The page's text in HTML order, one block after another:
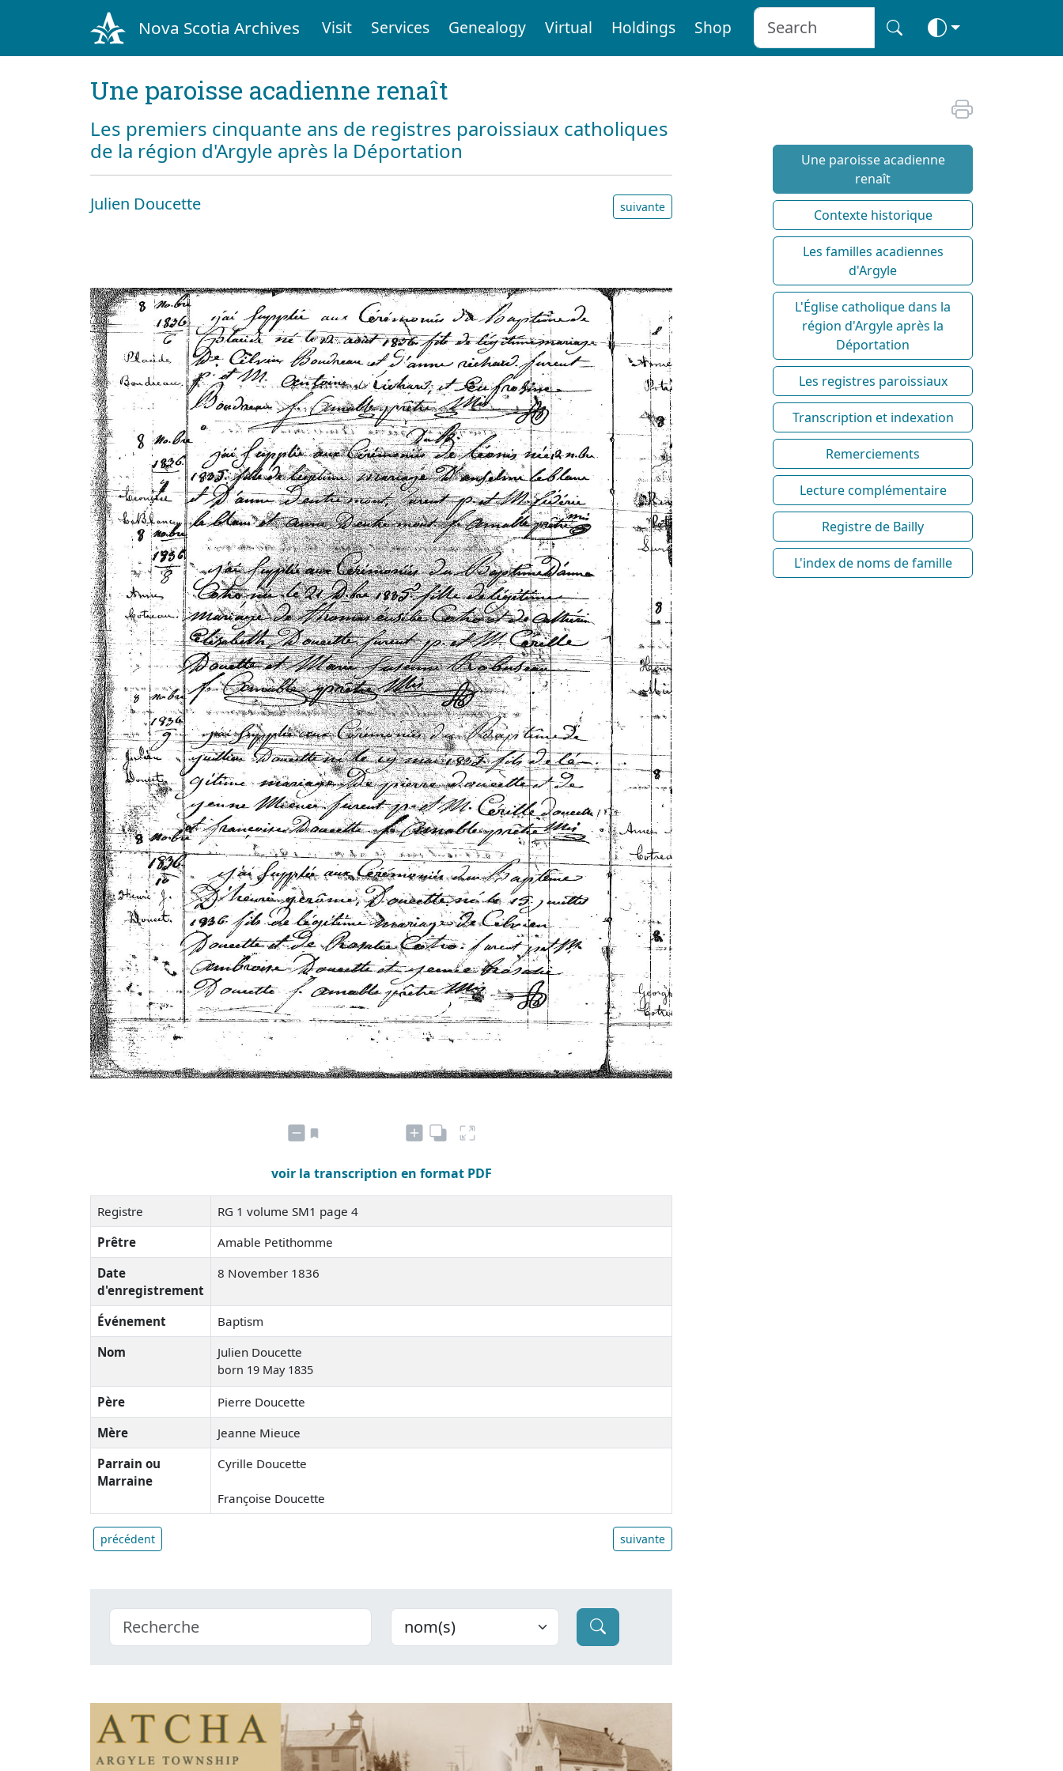
Nova Scotia Archives Visit Services Genealogy Virtual Holdings Shop
Une paroisse acadienne renaît
Les premiers cinquante ans de registres paroissiaux catholiques
de la région d'Argyle après la Déportation
Julien Doucette suivante
voir la transcription en format PDF
Registre
RG 1 volume SM1 page 4
Prêtre
Amable Petithomme
Date
d'enregistrement
8 November 1836
Événement
Baptism
Nom
Julien Doucette
born 19 May 1835
Père
Pierre Doucette
Mère
Jeanne Mieuce
Parrain ou
Marraine
Cyrille Doucette
Françoise Doucette
précédent suivante
Une paroisse acadienne
renaît
Contexte historique
Les familles acadiennes
d'Argyle
L'Église catholique dans la
région d'Argyle après la
Déportation
Les registres paroissiaux
Transcription et indexation
Remerciements
Lecture complémentaire
Registre de Bailly
L'index de noms de famille